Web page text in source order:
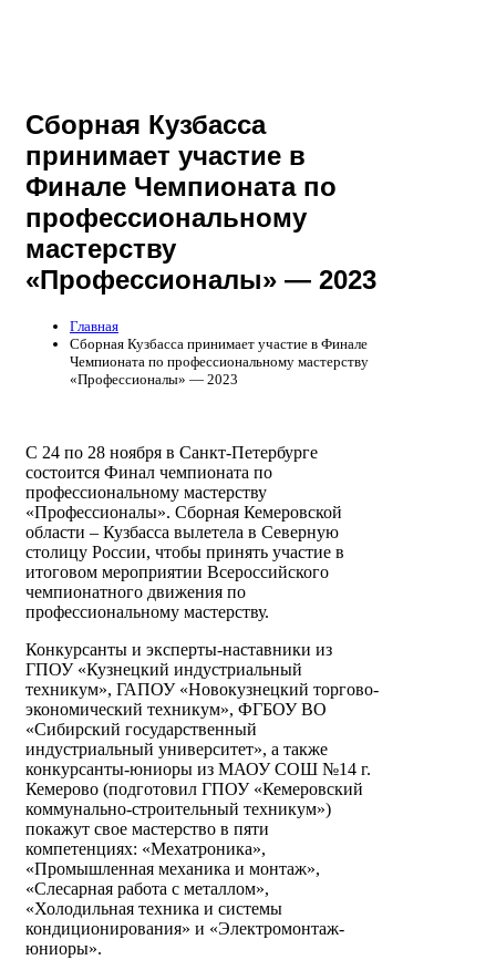
Сборная Кузбасса
принимает участие в
Финале Чемпионата по
профессиональному
мастерству
«Профессионалы» — 2023
Главная
Сборная Кузбасса принимает участие в Финале
Чемпионата по профессиональному мастерству
«Профессионалы» — 2023
С 24 по 28 ноября в Санкт-Петербурге
состоится Финал чемпионата по
профессиональному мастерству
«Профессионалы». Сборная Кемеровской
области – Кузбасса вылетела в Северную
столицу России, чтобы принять участие в
итоговом мероприятии Всероссийского
чемпионатного движения по
профессиональному мастерству.
Конкурсанты и эксперты-наставники из
ГПОУ «Кузнецкий индустриальный
техникум», ГАПОУ «Новокузнецкий торгово-
экономический техникум», ФГБОУ ВО
«Сибирский государственный
индустриальный университет», а также
конкурсанты-юниоры из МАОУ СОШ №14 г.
Кемерово (подготовил ГПОУ «Кемеровский
коммунально-строительный техникум»)
покажут свое мастерство в пяти
компетенциях: «Мехатроника»,
«Промышленная механика и монтаж»,
«Слесарная работа с металлом»,
«Холодильная техника и системы
кондиционирования» и «Электромонтаж-
юниоры».